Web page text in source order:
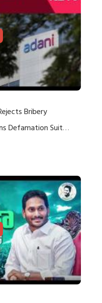
Bribery
Defamation Suit